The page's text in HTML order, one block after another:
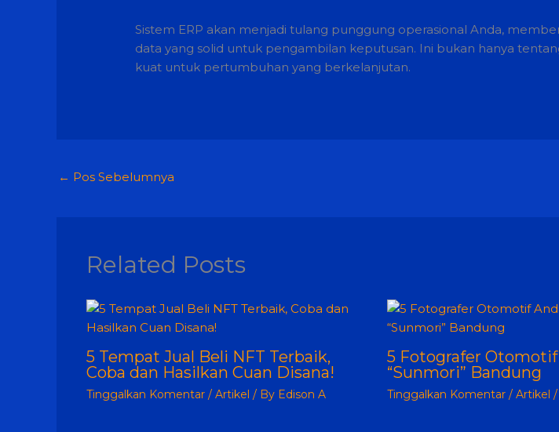
Sistem ERP akan menjadi tulang punggung operasional Anda,
data yang solid untuk pengambilan keputusan. Ini bukan hanya
kuat untuk pertumbuhan yang berkelanjutan.
← Pos Sebelumnya
Related Posts
5 Tempat Jual Beli NFT Terbaik,
Coba dan Hasilkan Cuan Disana!
Tinggalkan Komentar / Artikel / By Edison A
5 Fotografer
“Sunmori” Bandung
Tinggalkan Komentar / Artikel